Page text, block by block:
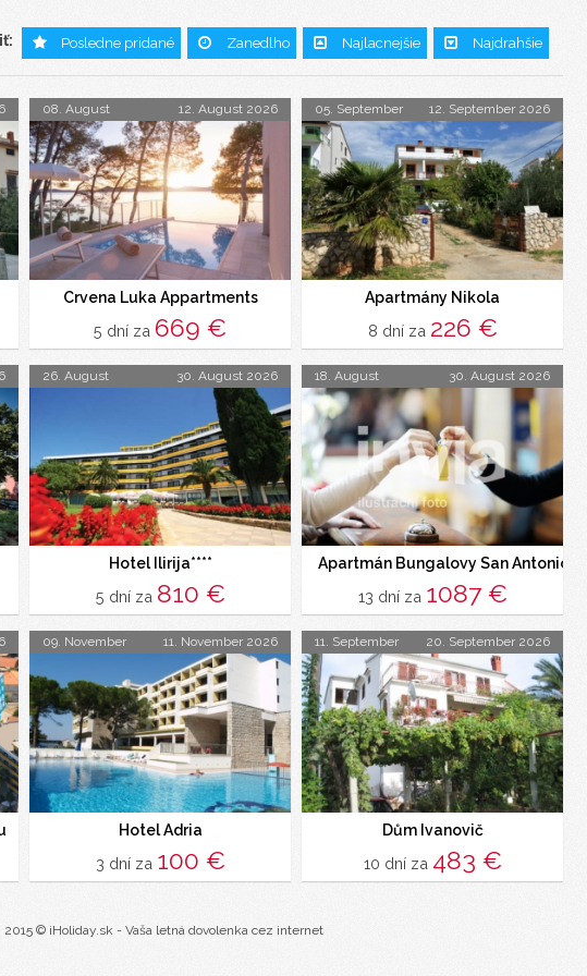
Posledne pridané Zanedlho Najlacnejšie Najdrahšie
08. August 12. August 2026
Crvena Luka Appartments
5 dní za 669 €
05. September 12. September 2026
Apartmány Nikola
8 dní za 226 €
26. August 30. August 2026
Hotel Ilirija****
5 dní za 810 €
18. August 30. August 2026
Apartmán Bungalovy San Antonio,
13 dní za 1087 €
09. November 11. November 2026
Hotel Adria
3 dní za 100 €
11. September 20. September 2026
Dům Ivanovič
10 dní za 483 €
2015 © iHoliday.sk - Vaša letná dovolenka cez internet